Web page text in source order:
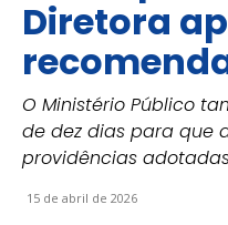
Diretora
O Ministério Público
de dez dias para que
providências
15 de abril de 2026